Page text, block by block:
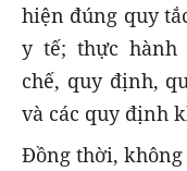
hiện đúng quy
y tế; thực hành
chế, quy định,
và các quy định
Đồng thời,